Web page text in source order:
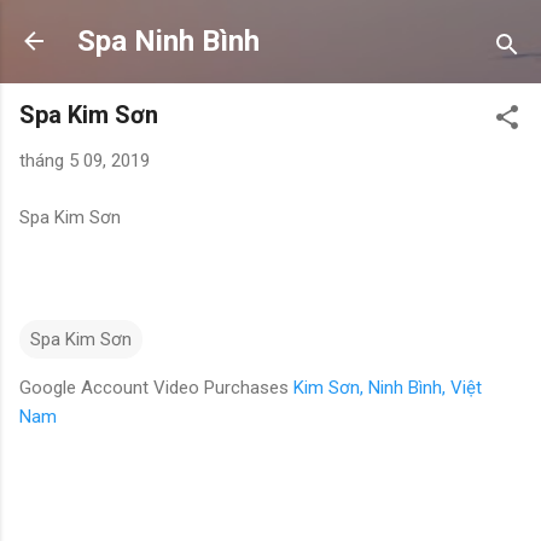
Chuyển đến nội dung chính
Spa Ninh Bình
Spa Kim Sơn
tháng 5 09, 2019
Spa Kim Sơn
Spa Kim Sơn
Google Account Video Purchases Kim Sơn, Ninh Bình, Việt
Nam